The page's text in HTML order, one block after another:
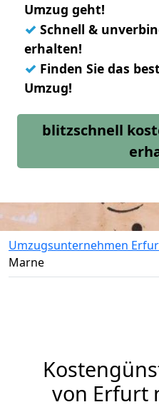
Umzug geht!
✓ Schnell &
erhalten!
✓ Finden Sie das
Umzug!
blitzschnell
Umzugsunternehmen
Marne
von Erfurt